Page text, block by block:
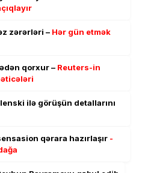
zərərləri – Hər gün etmək
qorxur – Reuters-in
ilə görüşün detallarını
qərara hazırlaşır -